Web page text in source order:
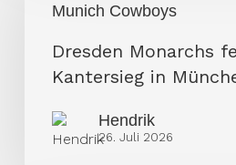
Munich Cowboys
feiern
Dresden Monarchs
Kantersieg in
Hendrik
26. Juli 2026